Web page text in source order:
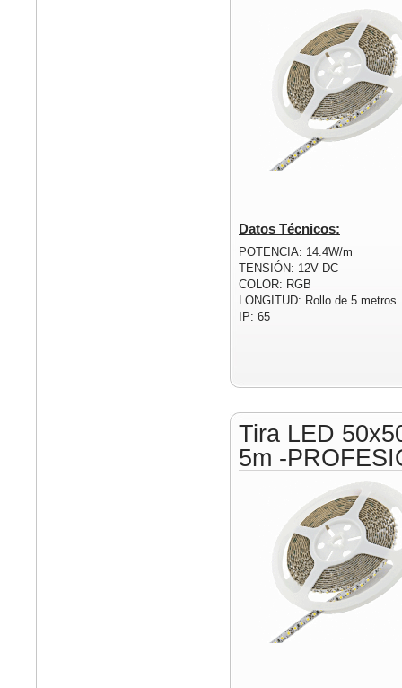
Datos Técnicos:
POTENCIA: 14.4W/m
TENSIÓN: 12V DC
COLOR: RGB
LONGITUD: Rollo de 5 metros
IP: 65
Tira LED
5m -